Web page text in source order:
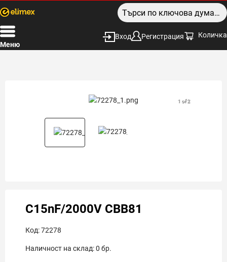
Меню
Вход Регистрация Количка
1 of 2
C15nF/2000V CBB81
Код:72278
Наличност на склад:0 бр.